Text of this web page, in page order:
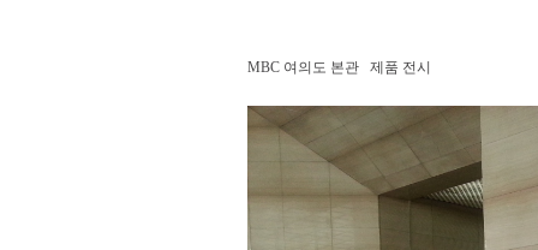
MBC 여의도 본관 제품 전시